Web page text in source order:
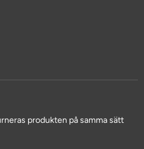
produkten på samma sätt